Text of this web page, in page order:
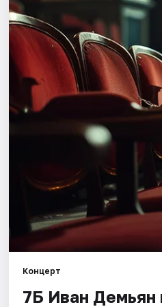
Города
Площадки
Артисты
Концерт
7Б Иван Демьян